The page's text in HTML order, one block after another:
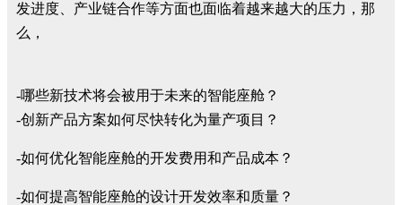
发进度、产业链合作等方面也面临着越来越大的压力，那
么，
-哪些新技术将会被用于未来的智能座舱？
-创新产品方案如何尽快转化为量产项目？
-如何优化智能座舱的开发费用和产品成本？
-如何提高智能座舱的设计开发效率和质量？